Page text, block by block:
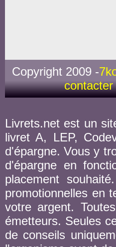
Copyright 2009 -
contacter
Livrets.net est un
livret A, LEP,
d'épargne. Vous y
d'épargne en
placement
promotionnelles en
votre argent.
émetteurs. Seules
de conseils